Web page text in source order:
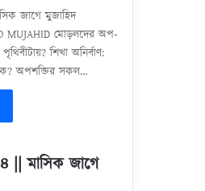
জাগে মুজাহিদ
MUJAHID মোড়লদের অপ-
শিখা অনির্বাণ:
অপশক্তির সকল…
|| মাসিক জাগে